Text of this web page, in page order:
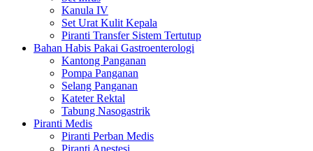
Kanula IV
Set Urat Kulit Kepala
Piranti Transfer Sistem Tertutup
Bahan Habis Pakai Gastroenterologi
Kantong Panganan
Pompa Panganan
Selang Panganan
Kateter Rektal
Tabung Nasogastrik
Piranti Medis
Piranti Perban Medis
Piranti Anestesi